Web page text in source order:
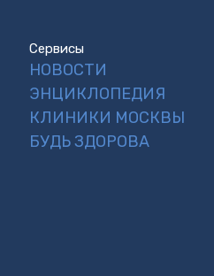
Сервисы
НОВОСТИ
ЭНЦИКЛОПЕДИЯ
КЛИНИКИ МОСКВЫ
БУДЬ ЗДОРОВА